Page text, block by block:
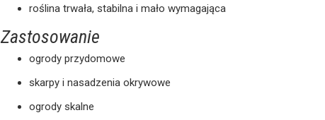
roślina trwała, stabilna i mało wymagająca
Zastosowanie
ogrody przydomowe
skarpy i nasadzenia okrywowe
ogrody skalne